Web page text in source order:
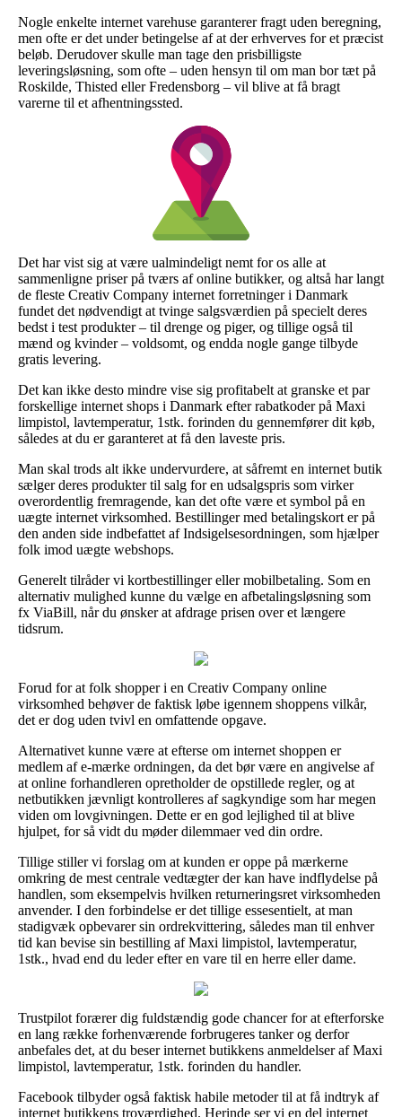
Nogle enkelte internet varehuse garanterer fragt uden beregning,
men ofte er det under betingelse af at der erhverves for et præcist
beløb. Derudover skulle man tage den prisbilligste
leveringsløsning, som ofte – uden hensyn til om man bor tæt på
Roskilde, Thisted eller Fredensborg – vil blive at få bragt
varerne til et afhentningssted.
Det har vist sig at være ualmindeligt nemt for os alle at
sammenligne priser på tværs af online butikker, og altså har langt
de fleste Creativ Company internet forretninger i Danmark
fundet det nødvendigt at tvinge salgsværdien på specielt deres
bedst i test produkter – til drenge og piger, og tillige også til
mænd og kvinder – voldsomt, og endda nogle gange tilbyde
gratis levering.
Det kan ikke desto mindre vise sig profitabelt at granske et par
forskellige internet shops i Danmark efter rabatkoder på Maxi
limpistol, lavtemperatur, 1stk. forinden du gennemfører dit køb,
således at du er garanteret at få den laveste pris.
Man skal trods alt ikke undervurdere, at såfremt en internet butik
sælger deres produkter til salg for en udsalgspris som virker
overordentlig fremragende, kan det ofte være et symbol på en
uægte internet virksomhed. Bestillinger med betalingskort er på
den anden side indbefattet af Indsigelsesordningen, som hjælper
folk imod uægte webshops.
Generelt tilråder vi kortbestillinger eller mobilbetaling. Som en
alternativ mulighed kunne du vælge en afbetalingsløsning som
fx ViaBill, når du ønsker at afdrage prisen over et længere
tidsrum.
Forud for at folk shopper i en Creativ Company online
virksomhed behøver de faktisk løbe igennem shoppens vilkår,
det er dog uden tvivl en omfattende opgave.
Alternativet kunne være at efterse om internet shoppen er
medlem af e-mærke ordningen, da det bør være en angivelse af
at online forhandleren opretholder de opstillede regler, og at
netbutikken jævnligt kontrolleres af sagkyndige som har megen
viden om lovgivningen. Dette er en god lejlighed til at blive
hjulpet, for så vidt du møder dilemmaer ved din ordre.
Tillige stiller vi forslag om at kunden er oppe på mærkerne
omkring de mest centrale vedtægter der kan have indflydelse på
handlen, som eksempelvis hvilken returneringsret virksomheden
anvender. I den forbindelse er det tillige essesentielt, at man
stadigvæk opbevarer sin ordrekvittering, således man til enhver
tid kan bevise sin bestilling af Maxi limpistol, lavtemperatur,
1stk., hvad end du leder efter en vare til en herre eller dame.
Trustpilot forærer dig fuldstændig gode chancer for at efterforske
en lang række forhenværende forbrugeres tanker og derfor
anbefales det, at du beser internet butikkens anmeldelser af Maxi
limpistol, lavtemperatur, 1stk. forinden du handler.
Facebook tilbyder også faktisk habile metoder til at få indtryk af
internet butikkens troværdighed. Herinde ser vi en del internet